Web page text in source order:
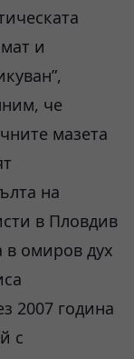
и
че
мазета
на
в Пловдив
омиров дух
2007 година
с